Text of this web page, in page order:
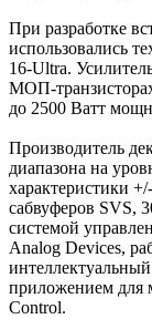
При разработке
использовались
16-Ultra.
МОП-
до 2500 Ватт
Производитель
диапазона на
характеристики
сабвуферов SVS,
системой
Analog Devices,
приложением для
Control.